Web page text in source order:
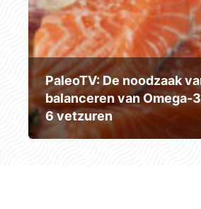
PaleoTV: De noodzaak
balanceren van Omega-
6 vetzuren